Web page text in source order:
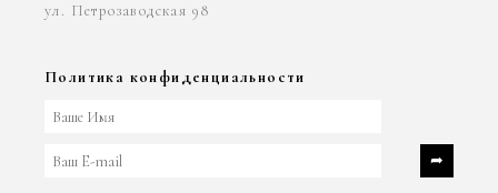
ул. Петрозаводская 98
Политика конфиденциальности